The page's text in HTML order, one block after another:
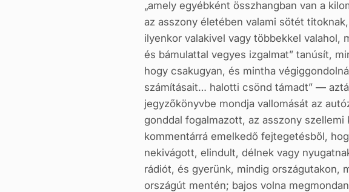
„amely egyébként összhangban van a
az asszony életében valami sötét
ilyenkor valakivel vagy többekkel valahol,
és bámulattal vegyes izgalmat” tanúsít,
hogy csakugyan, és mintha
számításait… halotti csönd támadt” —
jegyzőkönyvbe mondja vallomását az
gonddal fogalmazott, az asszony
kommentárrá emelkedő fejtegetésből,
nekivágott, elindult, délnek vagy
rádiót, és gyerünk, mindig országutakon,
országút mentén; bajos volna